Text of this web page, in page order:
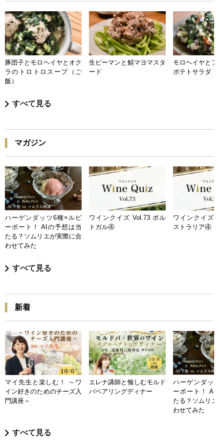
豚団子とモロヘイヤとオク
ラのトロトロスープ（ご
飯）
生ピーマンと鯖マヨマスタ
ード
モロヘイヤと
ポテトサラダ
すべて見る
マガジン
ハーゲンダッツ6種×ルビ
ーポート！ AIの予想は当
たる？ソムリエが実際に合
わせてみた
ワインクイズ Vol.73 ポル
トガル④
ワインクイズ
ストラリア④
すべて見る
新着
マイ先生と楽しむ！ ～ワ
イン好きのためのチーズ入
門講座～
エレナ講師と愉しむモルド
バペアリングディナー
ハーゲンダッ
ーポート！ AI
たる？ソムリ
わせてみた
すべて見る